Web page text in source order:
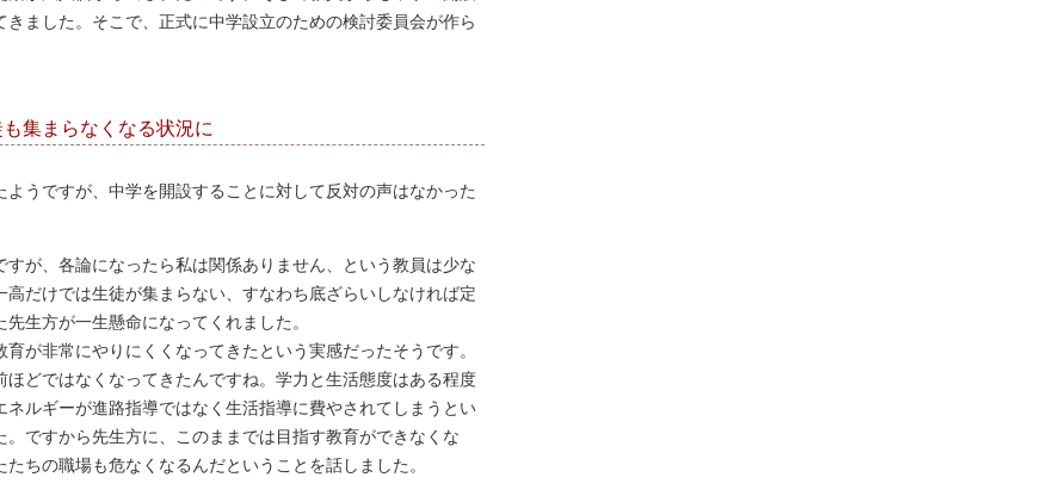
ました。そこで、正式に中学設立のための検討委員会が作ら
集まらなくなる状況に
うですが、中学を開設することに対して反対の声はなかった
が、各論になったら私は関係ありません、という教員は少な
だけでは生徒が集まらない、すなわち底ざらいしなければ定
生方が一生懸命になってくれました。
が非常にやりにくくなってきたという実感だったそうです。
どではなくなってきたんですね。学力と生活態度はある程度
ルギーが進路指導ではなく生活指導に費やされてしまうとい
ですから先生方に、このままでは目指す教育ができなくな
ちの職場も危なくなるんだということを話しました。